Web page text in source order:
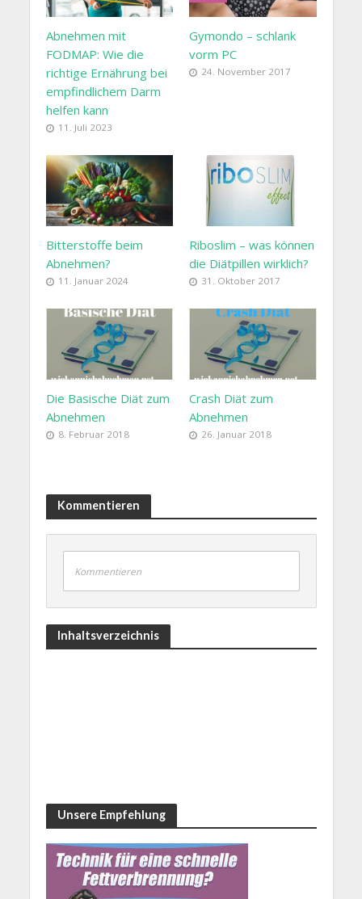
Abnehmen mit
FODMAP: Wie die
richtige Ernährung bei
empfindlichem Darm
helfen kann
11. Juli 2023
Gymondo – schlank
vorm PC
24. November 2017
Bitterstoffe beim
Abnehmen?
11. Januar 2024
Riboslim – was können
die Diätpillen wirklich?
31. Oktober 2017
Die Basische Diät zum
Abnehmen
8. Februar 2018
Crash Diät zum
Abnehmen
26. Januar 2018
Kommentieren
Kommentieren
Inhaltsverzeichnis
Unsere Empfehlung